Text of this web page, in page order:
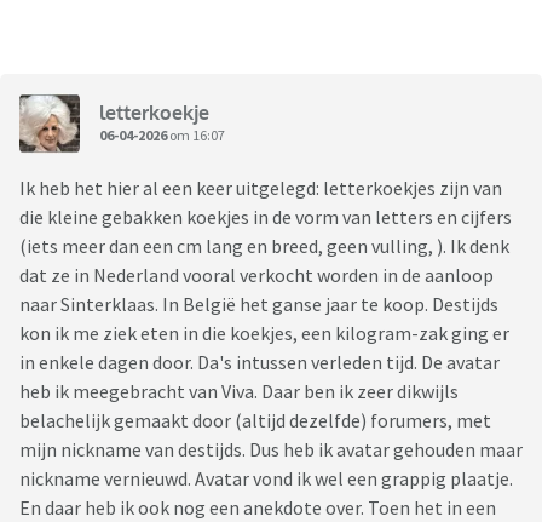
letterkoekje
06-04-2026om 16:07
Ik heb het hier al een keer uitgelegd: letterkoekjes zijn van
die kleine gebakken koekjes in de vorm van letters en cijfers
(iets meer dan een cm lang en breed, geen vulling, ). Ik denk
dat ze in Nederland vooral verkocht worden in de aanloop
naar Sinterklaas. In België het ganse jaar te koop. Destijds
kon ik me ziek eten in die koekjes, een kilogram-zak ging er
in enkele dagen door. Da's intussen verleden tijd. De avatar
heb ik meegebracht van Viva. Daar ben ik zeer dikwijls
belachelijk gemaakt door (altijd dezelfde) forumers, met
mijn nickname van destijds. Dus heb ik avatar gehouden maar
nickname vernieuwd. Avatar vond ik wel een grappig plaatje.
En daar heb ik ook nog een anekdote over. Toen het in een